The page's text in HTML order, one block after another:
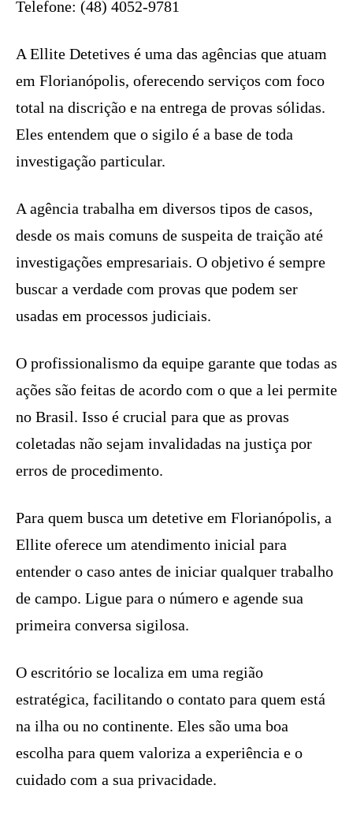
Telefone: (48) 4052-9781
A Ellite Detetives é uma das agências que atuam
em Florianópolis, oferecendo serviços com foco
total na discrição e na entrega de provas sólidas.
Eles entendem que o sigilo é a base de toda
investigação particular.
A agência trabalha em diversos tipos de casos,
desde os mais comuns de suspeita de traição até
investigações empresariais. O objetivo é sempre
buscar a verdade com provas que podem ser
usadas em processos judiciais.
O profissionalismo da equipe garante que todas as
ações são feitas de acordo com o que a lei permite
no Brasil. Isso é crucial para que as provas
coletadas não sejam invalidadas na justiça por
erros de procedimento.
Para quem busca um detetive em Florianópolis, a
Ellite oferece um atendimento inicial para
entender o caso antes de iniciar qualquer trabalho
de campo. Ligue para o número e agende sua
primeira conversa sigilosa.
O escritório se localiza em uma região
estratégica, facilitando o contato para quem está
na ilha ou no continente. Eles são uma boa
escolha para quem valoriza a experiência e o
cuidado com a sua privacidade.